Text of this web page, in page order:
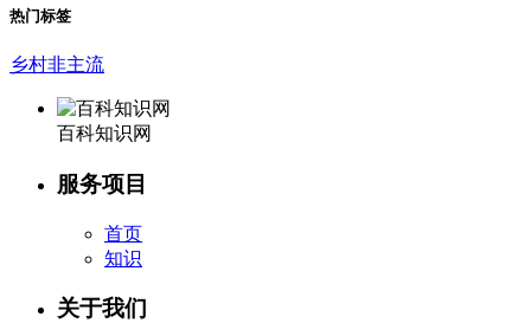
热门标签
乡村非主流
百科知识网
服务项目
首页
知识
关于我们